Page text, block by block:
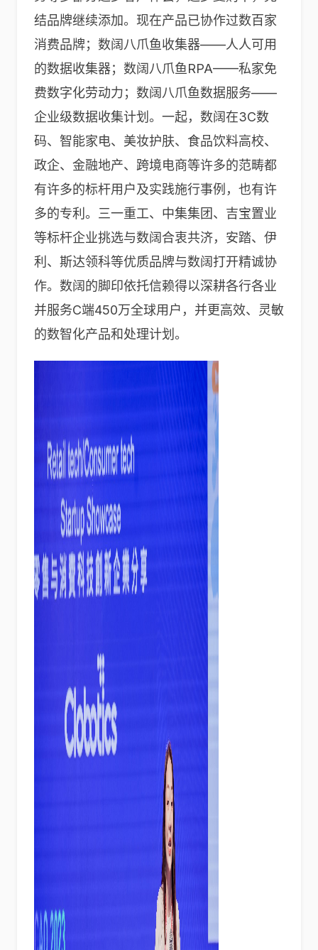
结品牌继续添加。现在产品已协作过数百家
消费品牌；数阔八爪鱼收集器——人人可用
的数据收集器；数阔八爪鱼RPA——私家免
费数字化劳动力；数阔八爪鱼数据服务——
企业级数据收集计划。一起，数阔在3C数
码、智能家电、美妆护肤、食品饮料高校、
政企、金融地产、跨境电商等许多的范畴都
有许多的标杆用户及实践施行事例，也有许
多的专利。三一重工、中集集团、吉宝置业
等标杆企业挑选与数阔合衷共济，安踏、伊
利、斯达领科等优质品牌与数阔打开精诚协
作。数阔的脚印依托信赖得以深耕各行各业
并服务C端450万全球用户，并更高效、灵敏
的数智化产品和处理计划。